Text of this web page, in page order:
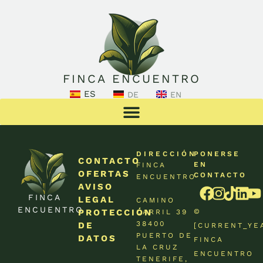
FINCA ENCUENTRO
ES DE EN
FINCA
ENCUENTRO
CONTACTO
OFERTAS
AVISO
LEGAL
PROTECCIÓN
DE
DATOS
DIRECCIÓN
FINCA
ENCUENTRO
CAMINO
CARRIL 39
38400
PUERTO DE
LA CRUZ
TENERIFE,
PONERSE
EN
CONTACTO
©
FINCA
ENCUENTRO